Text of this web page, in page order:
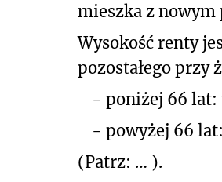
mieszka z nowym
Wysokość renty
pozostałego przy
- poniżej 66 lat:
- powyżej 66
(Patrz: … ).